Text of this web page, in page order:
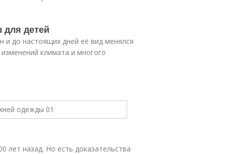
детей
и до настоящих дней её вид менялся
климата и многого
лет назад. Но есть доказательства